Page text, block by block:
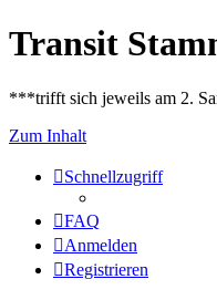
Transit
***trifft sich jeweils am 2.
Zum Inhalt
Schnellzugriff
FAQ
Anmelden
Registrieren